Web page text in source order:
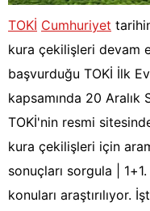
TOKİ Cumhuriyet
kura çekilişleri devam
başvurduğu TOKİ İlk
kapsamında 20 Aralık
TOKİ'nin resmi
kura çekilişleri için
sonuçları sorgula |
konuları araştırılıyor.